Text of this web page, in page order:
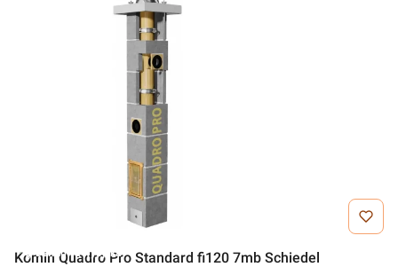
Darmowa wysyłka
Komin Quadro Pro Standard fi120 7mb Schiedel